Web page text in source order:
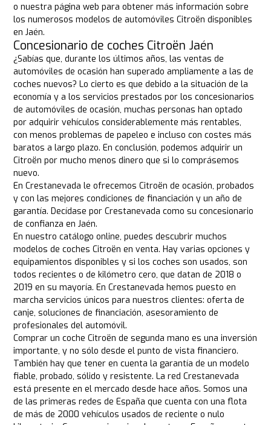
o nuestra página web para obtener más información sobre
los numerosos modelos de automóviles Citroën disponibles
en Jaén.
Concesionario de coches Citroën Jaén
¿Sabías que, durante los últimos años, las ventas de
automóviles de ocasión han superado ampliamente a las de
coches nuevos? Lo cierto es que debido a la situación de la
economía y a los servicios prestados por los concesionarios
de automóviles de ocasión, muchas personas han optado
por adquirir vehículos considerablemente más rentables,
con menos problemas de papeleo e incluso con costes más
baratos a largo plazo. En conclusión, podemos adquirir un
Citroën por mucho menos dinero que si lo comprásemos
nuevo.
En Crestanevada le ofrecemos Citroën de ocasión, probados
y con las mejores condiciones de financiación y un año de
garantía. Decídase por Crestanevada como su concesionario
de confianza en Jaén.
En nuestro catálogo online, puedes descubrir muchos
modelos de coches Citroën en venta. Hay varias opciones y
equipamientos disponibles y si los coches son usados, son
todos recientes o de kilómetro cero, que datan de 2018 o
2019 en su mayoría. En Crestanevada hemos puesto en
marcha servicios únicos para nuestros clientes: oferta de
canje, soluciones de financiación, asesoramiento de
profesionales del automóvil.
Comprar un coche Citroën de segunda mano es una inversión
importante, y no sólo desde el punto de vista financiero.
También hay que tener en cuenta la garantía de un modelo
fiable, probado, sólido y resistente. La red Crestanevada
está presente en el mercado desde hace años. Somos una
de las primeras redes de España que cuenta con una flota
de más de 2000 vehículos usados de reciente o nulo